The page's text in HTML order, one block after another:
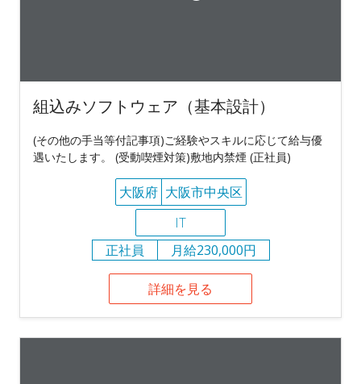
組込みソフトウェア（基本設計）
(その他の手当等付記事項)ご経験やスキルに応じて給与優
遇いたします。 (受動喫煙対策)敷地内禁煙 (正社員)
大阪府 大阪市中央区
IT
正社員
月給230,000円
詳細を見る